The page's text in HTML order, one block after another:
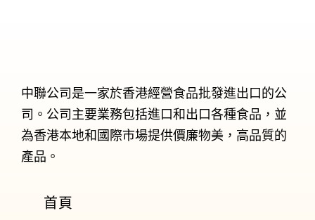
中聯公司是一家於香港經營食品批發進出口的公
司。公司主要業務包括進口和出口各種食品，並
為香港本地和國際市場提供價廉物美，高品質的
產品。
首頁